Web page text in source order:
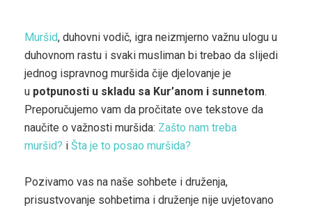
Muršid, duhovni vodič, igra neizmjerno važnu ulogu u
duhovnom rastu i svaki musliman bi trebao da slijedi
jednog ispravnog muršida čije djelovanje je
u potpunosti u skladu sa Kur’anom i sunnetom.
Preporučujemo vam da pročitate ove tekstove da
naučite o važnosti muršida: Zašto nam treba
muršid? i Šta je to posao muršida?
Pozivamo vas na naše sohbete i druženja,
prisustvovanje sohbetima i druženje nije uvjetovano